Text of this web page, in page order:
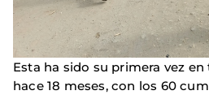
Esta ha sido su primera vez
hace 18 meses, con los 60